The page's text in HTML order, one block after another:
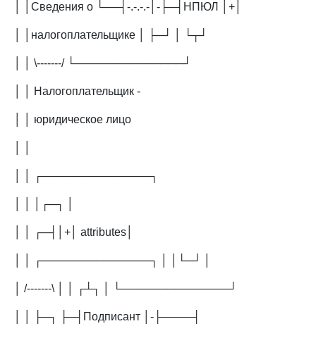
│ │Сведения о └──┤-.-.-.-│-├─┤НПЮЛ │+│
│ │налогоплательщике │ ├─┘ │ └┬┘
│ │ \-------/ └──────────────┘
│ │ Налогоплательщик -
│ │ юридическое лицо
│ │ ┌──────────────┐
│ │ │┌─┐ │
│ │ ┌─┤│+│ attributes│
│ │ ┌──────────────┐ │ │└─┘ │
│ /-------\ │ │ ┌┴┐ │ └──────────────┘
│ │ ├─┐ ├─┤Подписант │-├────┤